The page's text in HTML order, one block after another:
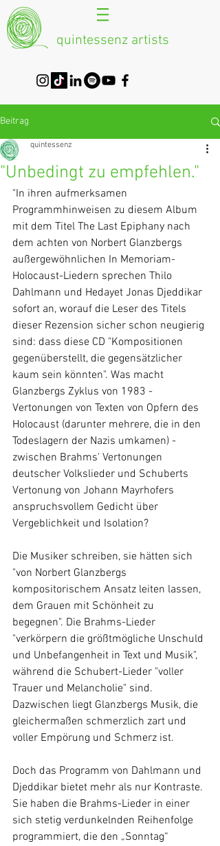
quintessenz artists
Beitrag
"Unbedingt zu empfehlen."
quintessenz
"In ihren aufmerksamen
Programmhinweisen zu diesem Album
mit dem Titel The Last Epiphany nach
dem achten von Norbert Glanzbergs
außergewöhnlichen In Memoriam-
Holocaust-Liedern sprechen Thilo
Dahlmann und Hedayet Jonas Djeddikar
sofort an, worauf die Leser des Titels
dieser Rezension sicher schon neugierig
sind: dass diese CD "Kompositionen
gegenüberstellt, die gegensätzlicher
kaum sein könnten". Was macht
Glanzbergs Zyklus von 1983 -
Vertonungen von Texten von Opfern des
Holocaust (darunter mehrere, die in den
Todeslagern der Nazis umkamen) -
zwischen Brahms' Vertonungen
deutscher Volkslieder und Schuberts
Vertonung von Johann Mayrhofers
anspruchsvollem Gedicht über
Vergeblichkeit und Isolation?
Die Musiker schreiben, sie hätten sich
"von Norbert Glanzbergs
kompositorischem Ansatz leiten lassen,
dem Grauen mit Schönheit zu
begegnen". Die Brahms-Lieder
"verkörpern die größtmögliche Unschuld
und Unbefangenheit in Text und Musik",
während die Schubert-Lieder "voller
Trauer und Melancholie" sind.
Dazwischen liegt Glanzbergs Musik, die
gleichermaßen schmerzlich zart und
voller Empörung und Schmerz ist.
Doch das Programm von Dahlmann und
Djeddikar bietet mehr als nur Kontraste.
Sie haben die Brahms-Lieder in einer
sich stetig verdunkelnden Reihenfolge
programmiert, die den „Sonntag“